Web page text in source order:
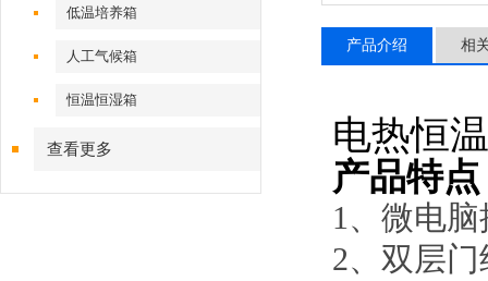
低温培养箱
人工气候箱
恒温恒湿箱
查看更多
产品介绍 相
电热恒
产品特点
1、微电
2、双层